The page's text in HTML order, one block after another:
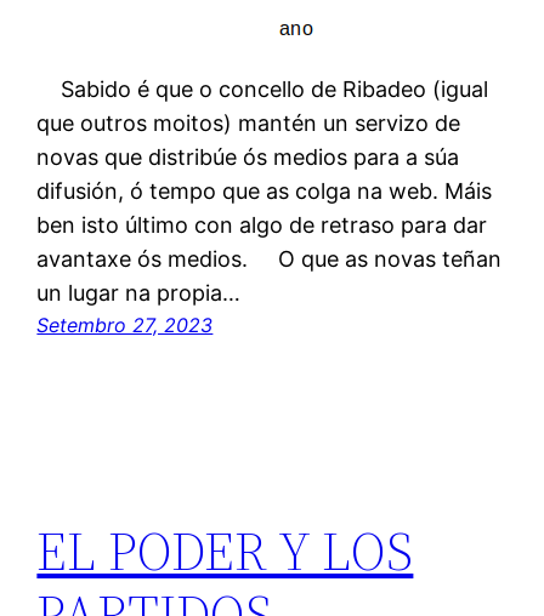
Sabido é que o concello de Ribadeo (igual
que outros moitos) mantén un servizo de
novas que distribúe ós medios para a súa
difusión, ó tempo que as colga na web. Máis
ben isto último con algo de retraso para dar
avantaxe ós medios. O que as novas teñan
un lugar na propia…
Setembro 27, 2023
EL PODER Y LOS